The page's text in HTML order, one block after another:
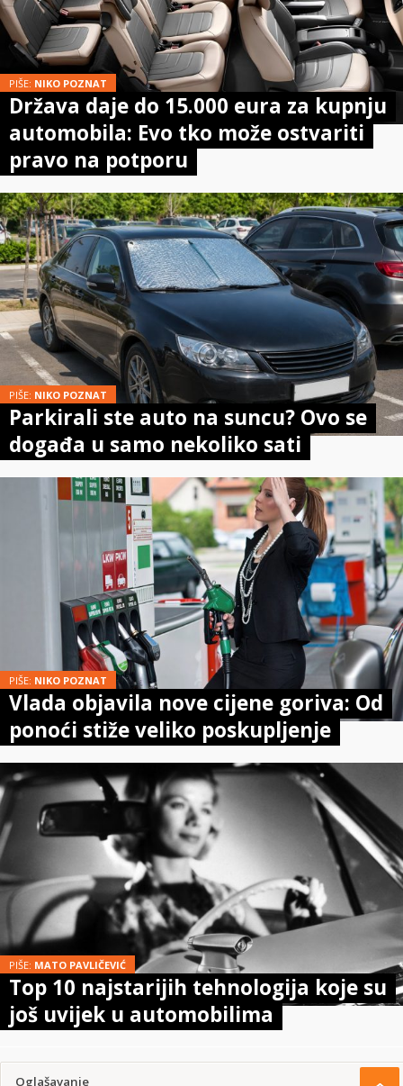
PIŠE: NIKO POZNAT
Država daje do 15.000 eura za kupnju
automobila: Evo tko može ostvariti
pravo na potporu
PIŠE: NIKO POZNAT
Parkirali ste auto na suncu? Ovo se
događa u samo nekoliko sati
PIŠE: NIKO POZNAT
Vlada objavila nove cijene goriva: Od
ponoći stiže veliko poskupljenje
PIŠE: MATO PAVLIČEVIĆ
Top 10 najstarijih tehnologija koje su
još uvijek u automobilima
Oglašavanje